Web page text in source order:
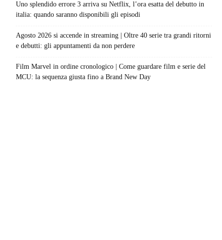
Uno splendido errore 3 arriva su Netflix, l’ora esatta del debutto in
italia: quando saranno disponibili gli episodi
Agosto 2026 si accende in streaming | Oltre 40 serie tra grandi ritorni
e debutti: gli appuntamenti da non perdere
Film Marvel in ordine cronologico | Come guardare film e serie del
MCU: la sequenza giusta fino a Brand New Day